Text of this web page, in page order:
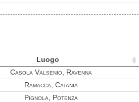
Luogo
Casola Valsenio, Ravenna
Ramacca, Catania
Pignola, Potenza